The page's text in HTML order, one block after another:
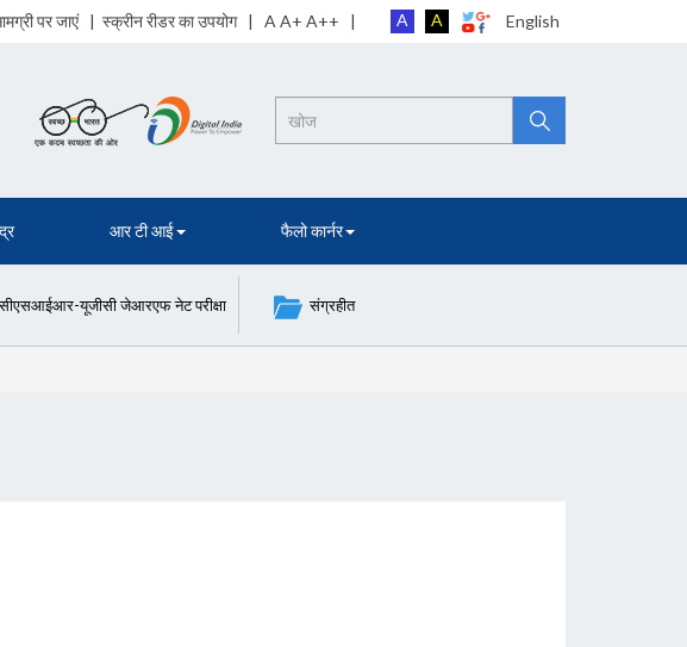
पर जाएं| स्क्रीन रीडर का उपयोग| A A+ A++ | A A English
Search
आर टी आई फैलो कार्नर
यूजीसी जेआरएफ नेट परीक्षा संग्रहीत